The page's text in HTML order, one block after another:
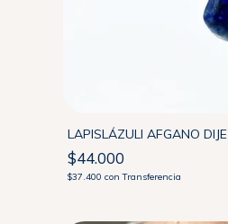
LAPISLÁZULI AFGANO DIJE
$44.000
$37.400 con Transferencia